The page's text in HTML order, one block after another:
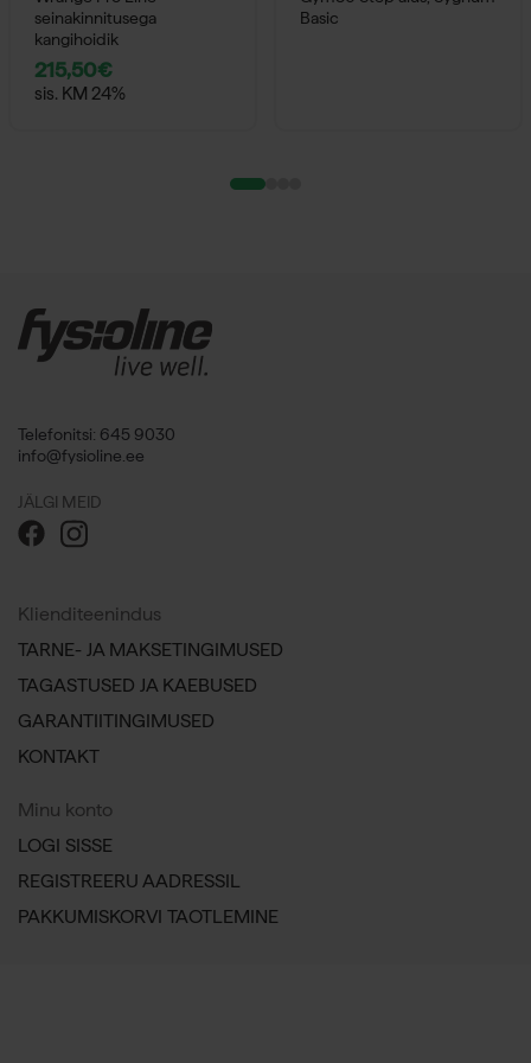
seinakinnitusega
kangihoidik
215,50€
sis. KM 24%
Basic
Telefonitsi: 645 9030
info@fysioline.ee
JÄLGI MEID
Klienditeenindus
TARNE- JA MAKSETINGIMUSED
TAGASTUSED JA KAEBUSED
GARANTIITINGIMUSED
KONTAKT
Minu konto
LOGI SISSE
REGISTREERU AADRESSIL
PAKKUMISKORVI TAOTLEMINE